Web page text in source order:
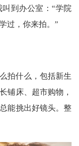
叫到办公室：“学院
过，你来拍。”
拍什么，包括新生
铺床、超市购物，
能挑出好镜头。整